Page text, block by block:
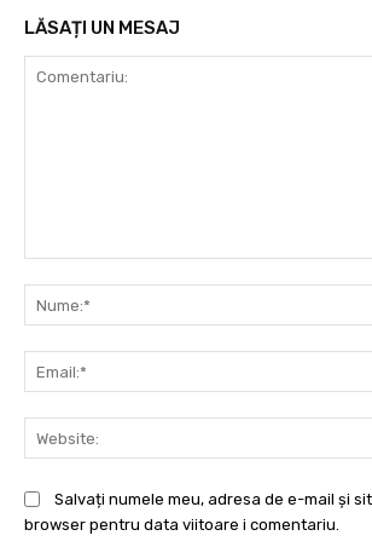
LĂSAȚI UN MESAJ
Salvați numele meu, adresa de e-mail și
browser pentru data viitoare i comentariu.